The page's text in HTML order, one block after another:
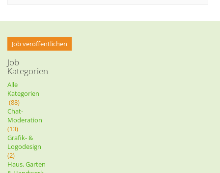
Job veröffentlichen
Job
Kategorien
Alle
Kategorien
(88)
Chat-
Moderation
(13)
Grafik- &
Logodesign
(2)
Haus, Garten